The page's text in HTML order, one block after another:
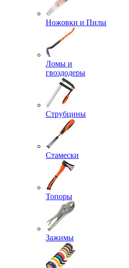
Ножовки и Пилы
Ломы и
гвоздодеры
Струбцины
Стамески
Топоры
Зажимы